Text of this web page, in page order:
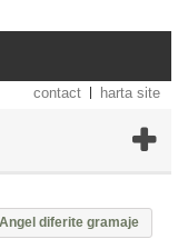
contact harta site
diferite gramaje